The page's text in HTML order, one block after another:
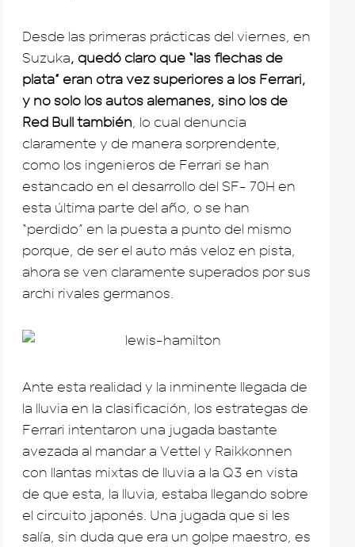
Desde las primeras prácticas del viernes, en
Suzuka, quedó claro que “las flechas de
plata” eran otra vez superiores a los Ferrari,
y no solo los autos alemanes, sino los de
Red Bull también , lo cual denuncia
claramente y de manera sorprendente,
como los ingenieros de Ferrari se han
estancado en el desarrollo del SF- 70H en
esta última parte del año, o se han
“perdido” en la puesta a punto del mismo
porque, de ser el auto más veloz en pista,
ahora se ven claramente superados por sus
archi rivales germanos.
Ante esta realidad y la inminente llegada de
la lluvia en la clasificación, los estrategas de
Ferrari intentaron una jugada bastante
avezada al mandar a Vettel y Raikkonnen
con llantas mixtas de lluvia a la Q3 en vista
de que esta, la lluvia, estaba llegando sobre
el circuito japonés. Una jugada que si les
salía, sin duda que era un golpe maestro, es